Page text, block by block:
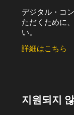
デジタル・コ
ただくために
い。
詳細はこちら
지원되지